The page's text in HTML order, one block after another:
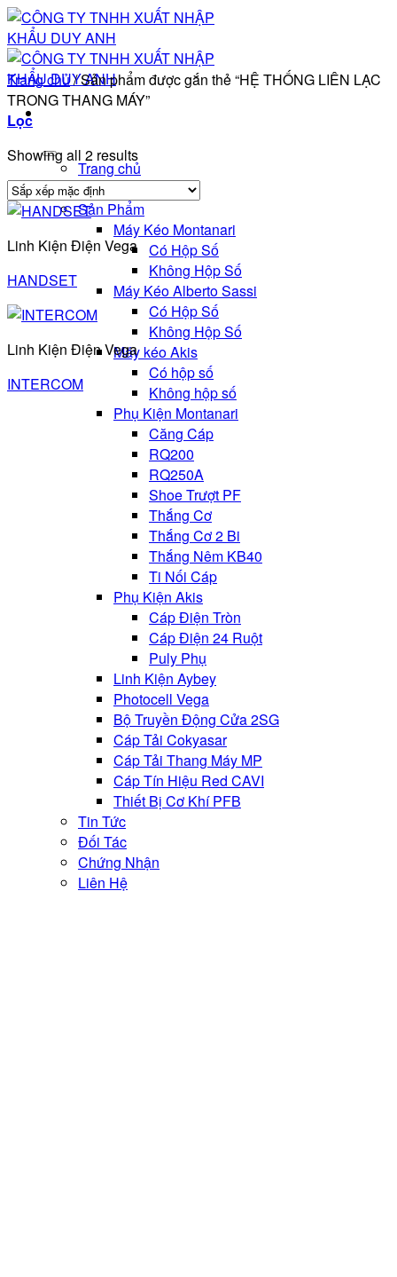
Bỏ
qua
nội
dung
Trang chủ
Giới thiệu
Sản Phẩm
Máy Kéo Montanari
Có Hộp Số
Không Hộp Số
Máy Kéo Alberto Sassi
Có Hộp Số
Không Hộp Số
Máy kéo Akis
Có hộp số
Không hộp số
Phụ Kiện Montanari
Căng Cáp
RQ200
RQ250A
Shoe Trượt PF
Thắng Cơ
Thắng Cơ 2 Bi
Thắng Nêm KB40
Ti Nối Cáp
Phụ Kiện Akis
Cáp Điện Tròn
Cáp Điện 24 Ruột
Puly Phụ
Linh Kiện Aybey
Photocell Vega
Bộ Truyền Động Cửa 2SG
Cáp Tải Cokyasar
Cáp Tải Thang Máy MP
Cáp Tín Hiệu Red CAVI
Thiết Bị Cơ Khí PFB
Tin Tức
Đối Tác
Chứng Nhận
Liên Hệ
Trang chủ/Sản phẩm được gắn thẻ “HỆ THỐNG LIÊN LẠC
TRONG THANG MÁY”
Lọc
Showing all 2 results
Linh Kiện Điện Vega
HANDSET
Linh Kiện Điện Vega
INTERCOM